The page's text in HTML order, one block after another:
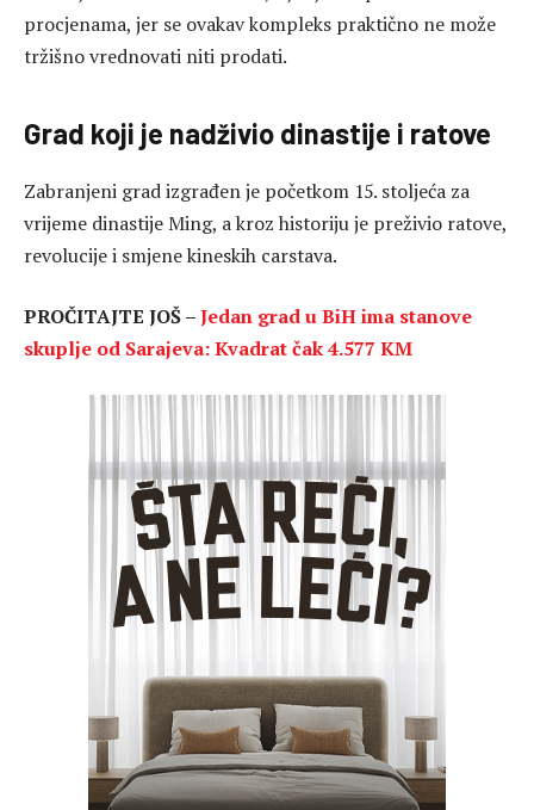
procjenama, jer se ovakav kompleks praktično ne može
tržišno vrednovati niti prodati.
Grad koji je nadživio dinastije i ratove
Zabranjeni grad izgrađen je početkom 15. stoljeća za
vrijeme dinastije Ming, a kroz historiju je preživio ratove,
revolucije i smjene kineskih carstava.
PROČITAJTE JOŠ –Jedan grad u BiH ima stanove
skuplje od Sarajeva: Kvadrat čak 4.577 KM